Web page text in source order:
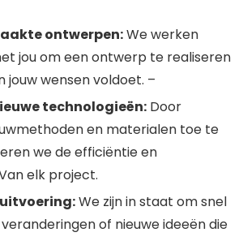
ontwerpen:We werken
jou om een ontwerp te realiseren
jouw wensen voldoet. –
technologieën: Door
en materialen toe te
we de efficiëntie en
elk project.
We zijn in staat om snel
of nieuwe ideeën die